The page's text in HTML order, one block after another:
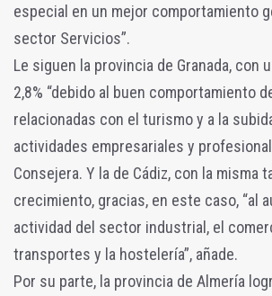
especial en un mejor comportamiento
sector Servicios”.
Le siguen la provincia de Granada, con
2,8% “debido al buen comportamiento
relacionadas con el turismo y a la
actividades empresariales y
Consejera. Y la de Cádiz, con la misma
crecimiento, gracias, en este caso, “al
actividad del sector industrial, el
transportes y la hostelería”, añade.
Por su parte, la provincia de Almería